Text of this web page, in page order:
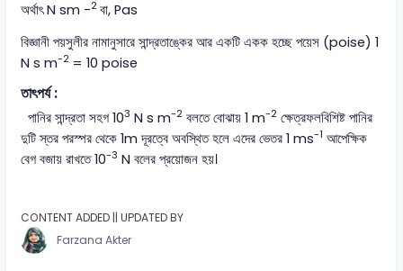
অর্থাৎ N sm -2বা, Pas
বিজ্ঞানী পয়সুলীর নামানুসারে সান্দ্রতাঙ্কের আর একটি একক হচ্ছে পয়েস (poise) 1
N s m-2 = 10 poise
তাৎপর্য :
পানির সান্দ্রতা সহগ 103 N s m-2 বলতে বোঝায় 1 m-2 ক্ষেত্রফলবিশিষ্ট পানির
দুটি স্তর পরস্পর থেকে 1m দূরত্বে অবস্থিত হলে এদের ভেতর 1 ms-1 আপেক্ষিক
বেগ বজায় রাখতে 10-3 N বলের প্রয়োজন হয়।
CONTENT ADDED || UPDATED BY
Farzana Akter